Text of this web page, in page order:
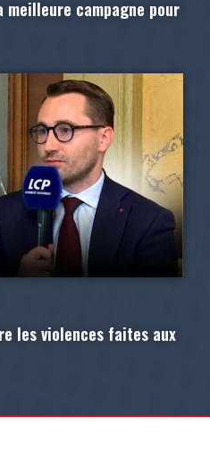
campagne pour
les violences faites aux